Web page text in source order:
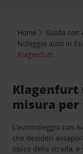
Home Guida con
Noleggio auto in
Klagenfurt
Klagenfurt
misura per
L’autonoleggio con
che desideri
tipico della strada, e